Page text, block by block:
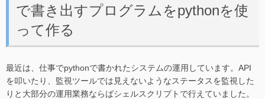
で書き出すプログラムをpythonを使
って作る
最近は、仕事でpythonで書かれたシステムの運用しています。API
を叩いたり、監視ツールでは見えないようなステータスを監視した
りと大部分の運用業務ならばシェルスクリプトで行えていました。